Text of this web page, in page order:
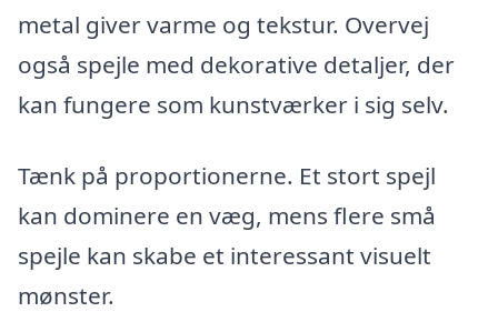
metal giver varme og tekstur. Overvej
også spejle med dekorative detaljer, der
kan fungere som kunstværker i sig selv.
Tænk på proportionerne. Et stort spejl
kan dominere en væg, mens flere små
spejle kan skabe et interessant visuelt
mønster.